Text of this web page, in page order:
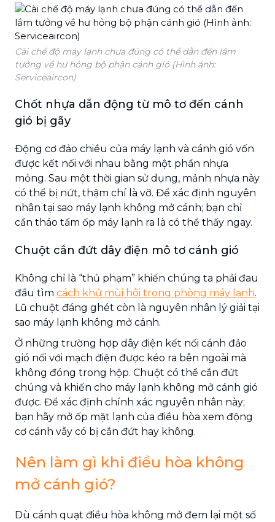
Cài chế độ máy lạnh chưa đúng có thể dẫn đến lầm
tưởng về hư hỏng bộ phận cánh gió (Hình ảnh:
Serviceaircon)
Chốt nhựa dẫn động từ mô tơ đến cánh
gió bị gãy
Động cơ đảo chiều của máy lạnh và cánh gió vốn
được kết nối với nhau bằng một phần nhựa
mỏng. Sau một thời gian sử dụng, mảnh nhựa này
có thể bị nứt, thậm chí là vỡ. Để xác định nguyên
nhân tại sao máy lạnh không mở cánh; bạn chỉ
cần tháo tấm ốp máy lạnh ra là có thể thấy ngay.
Chuột cắn đứt dây điện mô tơ cánh gió
Không chỉ là “thủ phạm” khiến chúng ta phải đau
đầu tìm cách khử mùi hôi trong phòng máy lạnh.
Lũ chuột đáng ghét còn là nguyên nhân lý giải tại
sao máy lạnh không mở cánh.
Ở những trường hợp dây điện kết nối cánh đảo
gió nối với mạch điện được kéo ra bên ngoài mà
không đóng trong hộp. Chuột có thể cắn đứt
chúng và khiến cho máy lạnh không mở cánh gió
được. Để xác định chính xác nguyên nhân này;
bạn hãy mở ốp mặt lạnh của điều hòa xem động
cơ cánh vẫy có bị cắn đứt hay không.
Nên làm gì khi điều hòa không
mở cánh gió?
Dù cánh quạt điều hòa không mở đem lại một số